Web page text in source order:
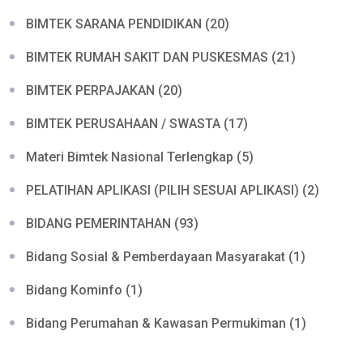
BIMTEK SARANA PENDIDIKAN (20)
BIMTEK RUMAH SAKIT DAN PUSKESMAS (21)
BIMTEK PERPAJAKAN (20)
BIMTEK PERUSAHAAN / SWASTA (17)
Materi Bimtek Nasional Terlengkap (5)
PELATIHAN APLIKASI (PILIH SESUAI APLIKASI) (2)
BIDANG PEMERINTAHAN (93)
Bidang Sosial & Pemberdayaan Masyarakat (1)
Bidang Kominfo (1)
Bidang Perumahan & Kawasan Permukiman (1)